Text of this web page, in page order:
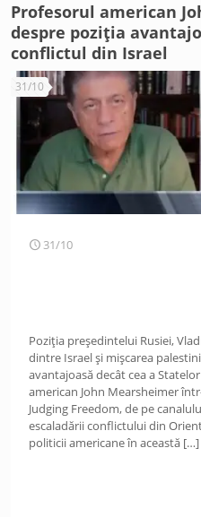
Profesorul american
despre poziția
conflictul din Israel
31/10
31/10
Poziția președintelui Rusiei,
dintre Israel și mișcarea
avantajoasă decât cea a
american John Mearsheimer
Judging Freedom, de pe
escaladării conflictului din
politicii americane în această […]